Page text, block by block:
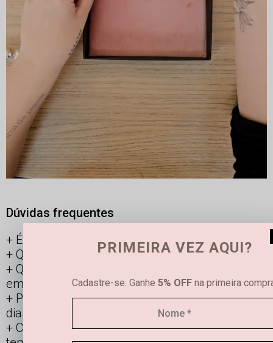
Dúvidas frequentes
É possível limpar joias femininas em casa?
Qual é a diferença entre semijoias e bijuterias?
Qual a durabilidade de uma semi joia banhada
em ouro e prata?
Posso usar os acessórios banhados todos os
dias?
Como manter minha joia linda por mais
PRIMEIRA VEZ AQUI?
Cadastre-se. Ganhe 5% OFF na primeira